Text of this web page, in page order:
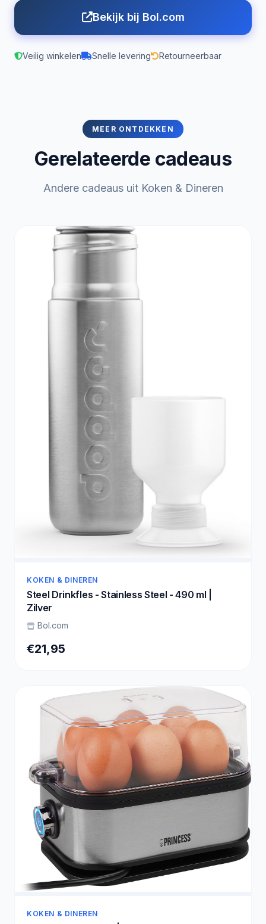
Bekijk bij Bol.com
Veilig winkelen Snelle levering Retourneerbaar
MEER ONTDEKKEN
Gerelateerde cadeaus
Andere cadeaus uit Koken & Dineren
KOKEN & DINEREN
Steel Drinkfles - Stainless Steel - 490 ml |
Zilver
Bol.com
€21,95
KOKEN & DINEREN